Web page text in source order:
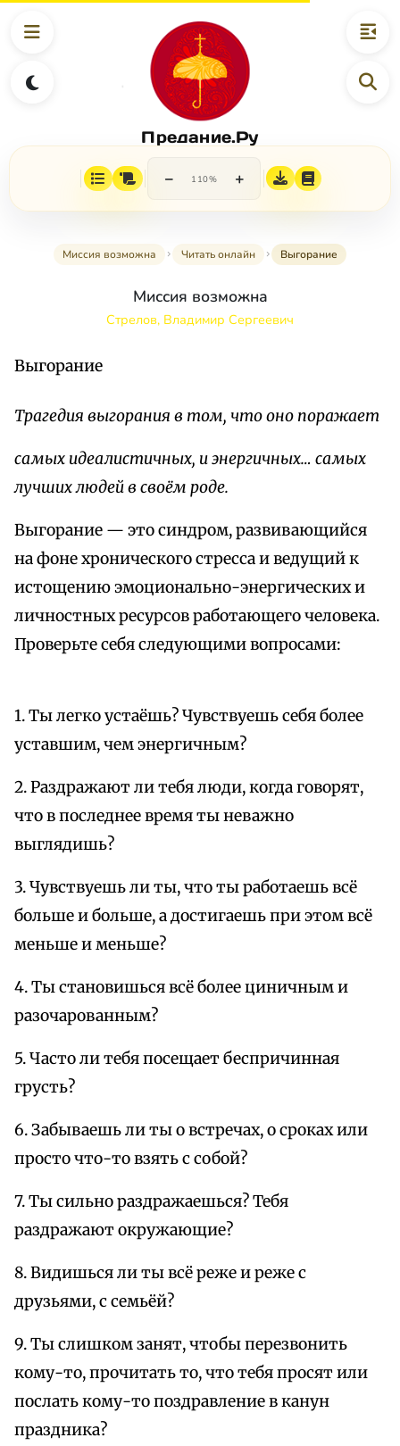
Предание.Ру
− 110% +
Миссия возможна Читать онлайн Выгорание
Миссия возможна
Стрелов, Владимир Сергеевич
Выгорание
Трагедия выгорания в том, что оно поражает
самых идеалистичных, и энергичных… самых
лучших людей в своём роде.
Выгорание — это синдром, развивающийся
на фоне хронического стресса и ведущий к
истощению эмоционально-энергических и
личностных ресурсов работающего человека.
Проверьте себя следующими вопросами:
1. Ты легко устаёшь? Чувствуешь себя более
уставшим, чем энергичным?
2. Раздражают ли тебя люди, когда говорят,
что в последнее время ты неважно
выглядишь?
3. Чувствуешь ли ты, что ты работаешь всё
больше и больше, а достигаешь при этом всё
меньше и меньше?
4. Ты становишься всё более циничным и
разочарованным?
5. Часто ли тебя посещает беспричинная
грусть?
6. Забываешь ли ты о встречах, о сроках или
просто что-то взять с собой?
7. Ты сильно раздражаешься? Тебя
раздражают окружающие?
8. Видишься ли ты всё реже и реже с
друзьями, с семьёй?
9. Ты слишком занят, чтобы перезвонить
кому-то, прочитать то, что тебя просят или
послать кому-то поздравление в канун
праздника?